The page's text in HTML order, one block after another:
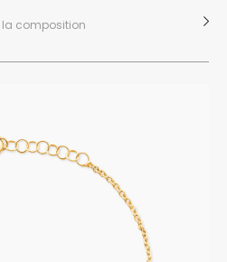
la composition